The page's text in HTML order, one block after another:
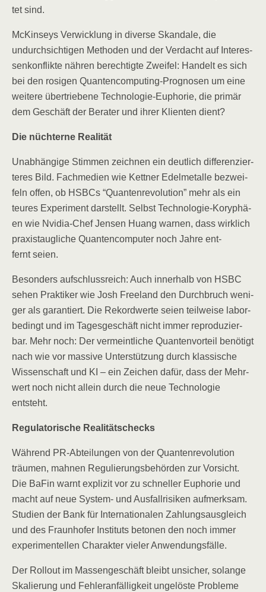
tet sind.
McK­in­seys Ver­wick­lung in diver­se Skan­da­le, die
undurch­sich­ti­gen Metho­den und der Ver­dacht auf Inter­es­
sen­kon­flik­te näh­ren berech­tig­te Zwei­fel: Han­delt es sich
bei den rosi­gen Quan­ten­com­pu­ting-Pro­gno­sen um eine
wei­te­re über­trie­be­ne Tech­no­lo­gie-Eupho­rie, die pri­mär
dem Geschäft der Bera­ter und ihrer Kli­en­ten dient?
Die nüch­ter­ne Realität
Unab­hän­gi­ge Stim­men zeich­nen ein deut­lich dif­fe­ren­zier­
te­res Bild. Fach­me­di­en wie Kett­ner Edel­me­tal­le bezwei­
feln offen, ob HSBCs “Quan­ten­re­vo­lu­ti­on” mehr als ein
teu­res Expe­ri­ment dar­stellt. Selbst Tech­no­lo­gie-Kory­phä­
en wie Nvi­dia-Chef Jen­sen Huang war­nen, dass wirk­lich
pra­xis­taug­li­che Quan­ten­com­pu­ter noch Jah­re ent­
fernt seien.
Beson­ders auf­schluss­reich: Auch inner­halb von HSBC
sehen Prak­ti­ker wie Josh Free­land den Durch­bruch weni­
ger als garan­tiert. Die Rekord­wer­te sei­en teil­wei­se labor­
be­dingt und im Tages­ge­schäft nicht immer repro­du­zier­
bar. Mehr noch: Der ver­meint­li­che Quan­ten­vor­teil benö­tigt
nach wie vor mas­si­ve Unter­stüt­zung durch klas­si­sche
Wis­sen­schaft und KI – ein Zei­chen dafür, dass der Mehr­
wert noch nicht allein durch die neue Tech­no­lo­gie
entsteht.
Regu­la­to­ri­sche Realitätschecks
Wäh­rend PR-Abtei­lun­gen von der Quan­ten­re­vo­lu­ti­on
träu­men, mah­nen Regu­lie­rungs­be­hör­den zur Vor­sicht.
Die BaFin warnt expli­zit vor zu schnel­ler Eupho­rie und
macht auf neue Sys­tem- und Aus­fall­ri­si­ken auf­merk­sam.
Stu­di­en der Bank für Inter­na­tio­na­len Zah­lungs­aus­gleich
und des Fraun­ho­fer Insti­tuts beto­nen den noch immer
expe­ri­men­tel­len Cha­rak­ter vie­ler Anwendungsfälle.
Der Roll­out im Mas­sen­ge­schäft bleibt unsi­cher, solan­ge
Ska­lie­rung und Feh­ler­an­fäl­lig­keit unge­lös­te Pro­ble­me